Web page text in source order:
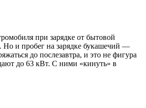
при зарядке от бытовой
Но и пробег на зарядке букашечий —
до послезавтра, и это не фигура
до 63 кВт. С ними «кинуть» в